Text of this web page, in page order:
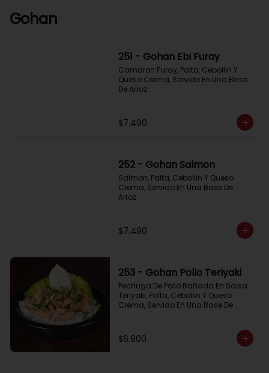
Gohan
251 - Gohan Ebi Furay
Camaron Furay, Palta, Cebollin Y
Queso Crema, Servido En Una Base
De Arroz
$7.490
252 - Gohan Salmon
Salmon, Palta, Cebollin Y Queso
Crema, Servido En Una Base De
Arroz
$7.490
253 - Gohan Pollo Teriyaki
Pechuga De Pollo Bañada En Salsa
Teriyaki, Palta, Cebollin Y Queso
Crema, Servido En Una Base De
$6.900